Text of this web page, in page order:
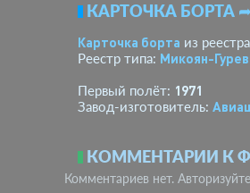
КАРТОЧКА БОРТА ➦
Карточка борта из реестра
Реестр типа: Микоян-
Первый полёт: 1971
Завод-изготовитель:
КОММЕНТАРИИ К
Комментариев нет.